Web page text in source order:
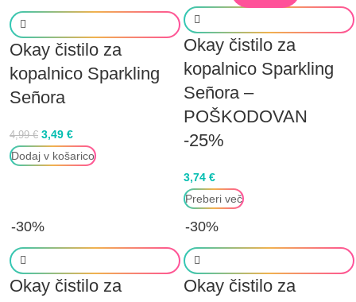
Okay čistilo za
kopalnico Sparkling
Señora
4,99€ 3,49 €
Dodaj v košarico
Okay čistilo za
kopalnico Sparkling
Señora –
POŠKODOVAN
-25%
3,74 €
Preberi več
-30%
Okay čistilo za
-30%
Okay čistilo za